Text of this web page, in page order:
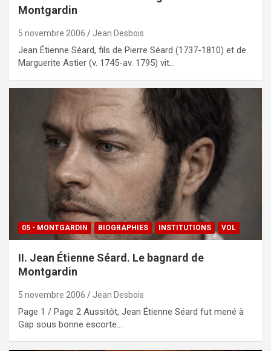
Montgardin
5 novembre 2006 Jean Desbois
Jean Étienne Séard, fils de Pierre Séard (1737-1810) et de
Marguerite Astier (v. 1745-av. 1795) vit…
05 - MONTGARDIN BIOGRAPHIES INSTITUTIONS VOL
II. Jean Étienne Séard. Le bagnard de
Montgardin
5 novembre 2006 Jean Desbois
Page 1 / Page 2 Aussitôt, Jean Étienne Séard fut mené à
Gap sous bonne escorte…